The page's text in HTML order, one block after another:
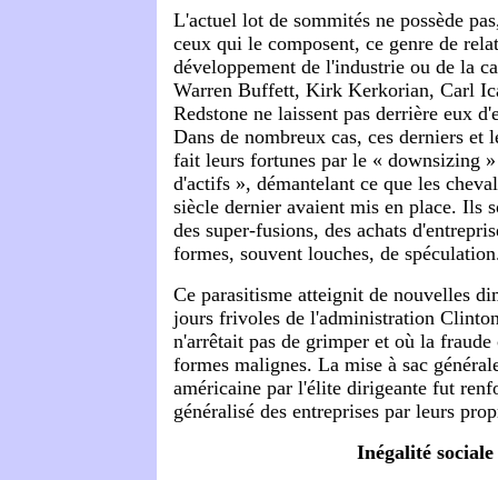
L'actuel lot de sommités ne possède
ceux qui le composent, ce genre de
développement de l'industrie ou de la
Warren Buffett, Kirk Kerkorian, Carl
Redstone ne laissent pas derrière eux
Dans de nombreux cas, ces derniers et
fait leurs fortunes par le « downsizing »
d'actifs », démantelant ce que les
siècle dernier avaient mis en place. Ils
des super-fusions, des achats
formes, souvent louches, de
Ce parasitisme atteignit de nouvelles
jours frivoles de l'administration
n'arrêtait pas de grimper et où la
formes malignes. La mise à sac
américaine par l'élite dirigeante fut
généralisé des entreprises par leurs
Inégalité sociale